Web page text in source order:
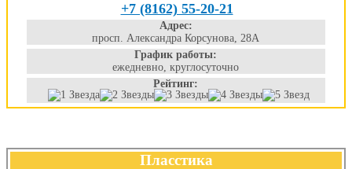
+7 (8162) 55-20-21
Адрес:
просп. Александра Корсунова, 28А
График работы:
ежедневно, круглосуточно
Рейтинг:
Пласстика